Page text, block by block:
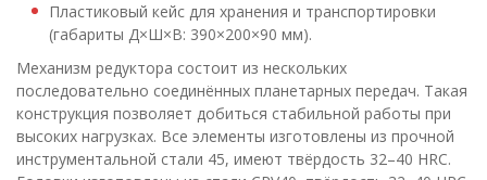
Пластиковый кейс для хранения и транспортировки
(габариты Д×Ш×В: 390×200×90 мм).
Механизм редуктора состоит из нескольких
последовательно соединённых планетарных передач. Такая
конструкция позволяет добиться стабильной работы при
высоких нагрузках. Все элементы изготовлены из прочной
инструментальной стали 45, имеют твёрдость 32–40 HRC.